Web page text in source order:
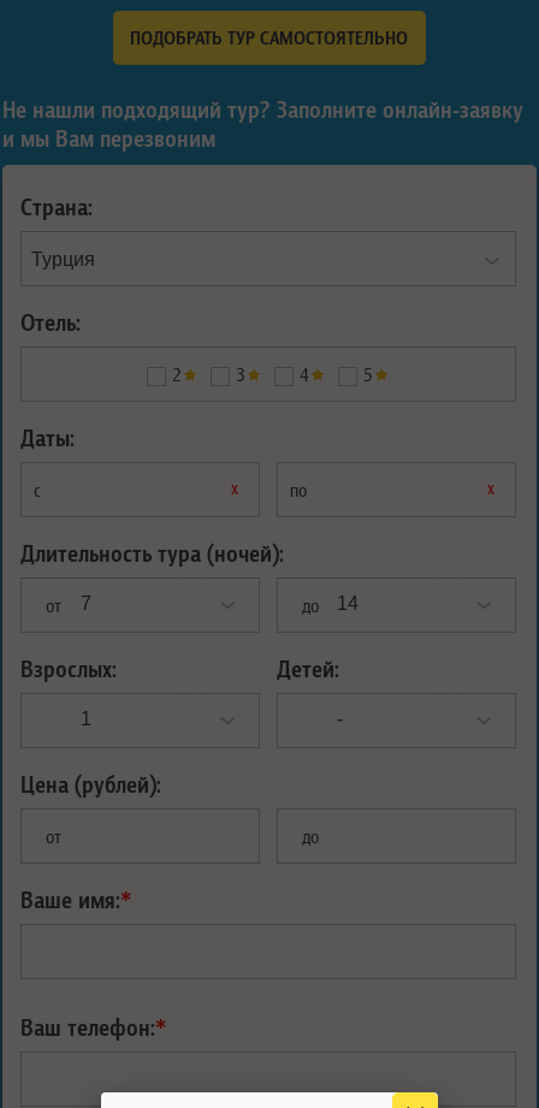
ПОДОБРАТЬ ТУР САМОСТОЯТЕЛЬНО
Не нашли подходящий тур? Заполните онлайн-заявку
и мы Вам перезвоним
Страна:
Отель:
2 3 4 5
Даты:
с х по х
Длительность тура (ночей):
от до
Взрослых: Детей:
Цена (рублей):
от до
Ваше имя:*
Ваш телефон:*